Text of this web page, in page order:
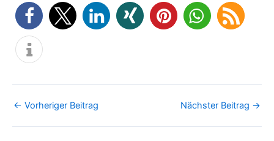
← Vorheriger Beitrag Nächster Beitrag →